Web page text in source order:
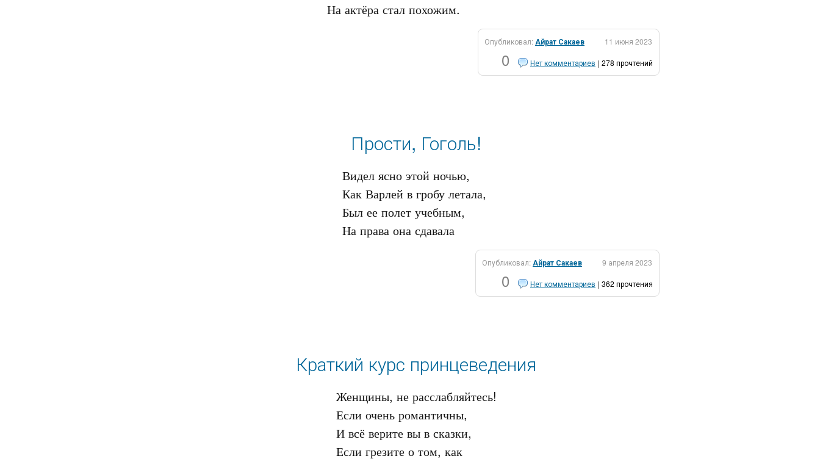
Опубликовал:Айрат Сакаев 11 июня 2023
0 Нет комментариев | 278 прочтений
Прости, Гоголь!
Видел ясно этой ночью,
Как Варлей в гробу летала,
Был ее полет учебным,
Опубликовал:Айрат Сакаев 9 апреля 2023
0 Нет комментариев | 362 прочтения
Краткий курс принцеведения
Женщины, не расслабляйтесь!
Если очень романтичны,
И всё верите вы в сказки,